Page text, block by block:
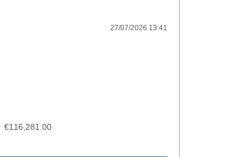
27/07/2026 13:41
€116,281.00